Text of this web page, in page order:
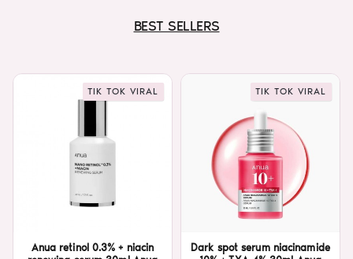
BEST SELLERS
TIK TOK VIRAL
Anua retinol 0.3% + niacin
TIK TOK VIRAL
Dark spot serum niacinamide